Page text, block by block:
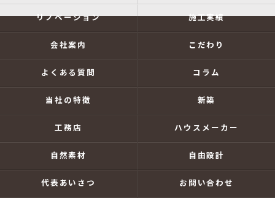
リノベーション 施工実績
会社案内 こだわり
よくある質問 コラム
当社の特徴 新築
工務店 ハウスメーカー
自然素材 自由設計
代表あいさつ お問い合わせ